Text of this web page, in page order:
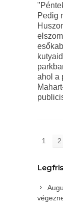
Pedig
ahol a
1 2